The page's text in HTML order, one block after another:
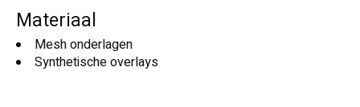
Materiaal
Mesh onderlagen
Synthetische overlays